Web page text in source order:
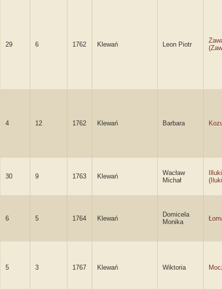
29 6 1762 Klewań Leon Piotr
4 12 1762 Klewań Barbara
30 9 1763 Klewań
Wacław
Michał
6 5 1764 Klewań
Domicela
Monika
5 3 1767 Klewań Wiktoria